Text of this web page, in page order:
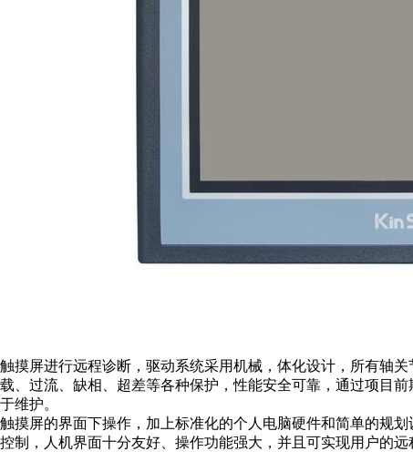
触摸屏进行远程诊断，驱动系统采用机械，体化设计，所有轴
载、过流、缺相、超差等各种保护，性能安全可靠，通过项目
于维护。
触摸屏的界面下操作，加上标准化的个人电脑硬件和简单的规
控制，人机界面十分友好、操作功能强大，并且可实现用户的远